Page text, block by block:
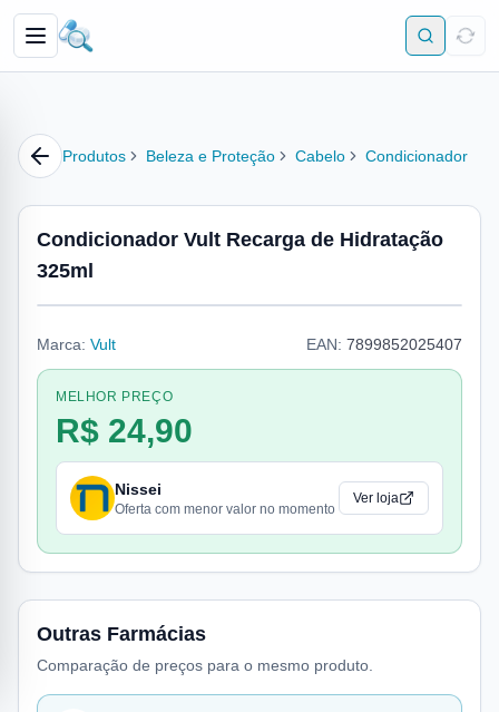
Produtos Beleza e Proteção Cabelo Condicionador
Condicionador Vult Recarga de Hidratação
325ml
Marca: Vult EAN: 7899852025407
MELHOR PREÇO
R$ 24,90
Nissei
Oferta com menor valor no momento
Ver loja
Outras Farmácias
Comparação de preços para o mesmo produto.